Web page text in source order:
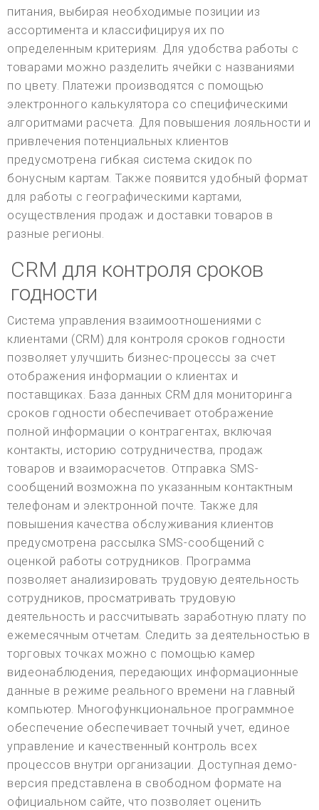
питания, выбирая необходимые позиции из
ассортимента и классифицируя их по
определенным критериям. Для удобства работы с
товарами можно разделить ячейки с названиями
по цвету. Платежи производятся с помощью
электронного калькулятора со специфическими
алгоритмами расчета. Для повышения лояльности и
привлечения потенциальных клиентов
предусмотрена гибкая система скидок по
бонусным картам. Также появится удобный формат
для работы с географическими картами,
осуществления продаж и доставки товаров в
разные регионы.
CRM для контроля сроков
годности
Система управления взаимоотношениями с
клиентами (CRM) для контроля сроков годности
позволяет улучшить бизнес-процессы за счет
отображения информации о клиентах и
поставщиках. База данных CRM для мониторинга
сроков годности обеспечивает отображение
полной информации о контрагентах, включая
контакты, историю сотрудничества, продаж
товаров и взаиморасчетов. Отправка SMS-
сообщений возможна по указанным контактным
телефонам и электронной почте. Также для
повышения качества обслуживания клиентов
предусмотрена рассылка SMS-сообщений с
оценкой работы сотрудников. Программа
позволяет анализировать трудовую деятельность
сотрудников, просматривать трудовую
деятельность и рассчитывать заработную плату по
ежемесячным отчетам. Следить за деятельностью в
торговых точках можно с помощью камер
видеонаблюдения, передающих информационные
данные в режиме реального времени на главный
компьютер. Многофункциональное программное
обеспечение обеспечивает точный учет, единое
управление и качественный контроль всех
процессов внутри организации. Доступная демо-
версия представлена в свободном формате на
официальном сайте, что позволяет оценить